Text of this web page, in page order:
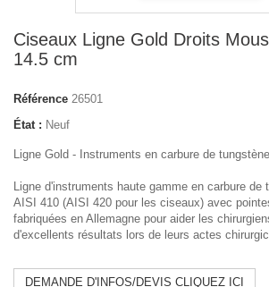
Ciseaux Ligne Gold Droits
14.5 cm
Référence 26501
État : Neuf
Ligne Gold - Instruments en carbure de tungstène
Ligne d'instruments haute gamme en carbure de
AISI 410 (AISI 420 pour les ciseaux) avec
fabriquées en Allemagne pour aider les
d'excellents résultats lors de leurs actes
DEMANDE D'INFOS/DEVIS CLIQUEZ ICI